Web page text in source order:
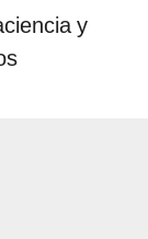
y